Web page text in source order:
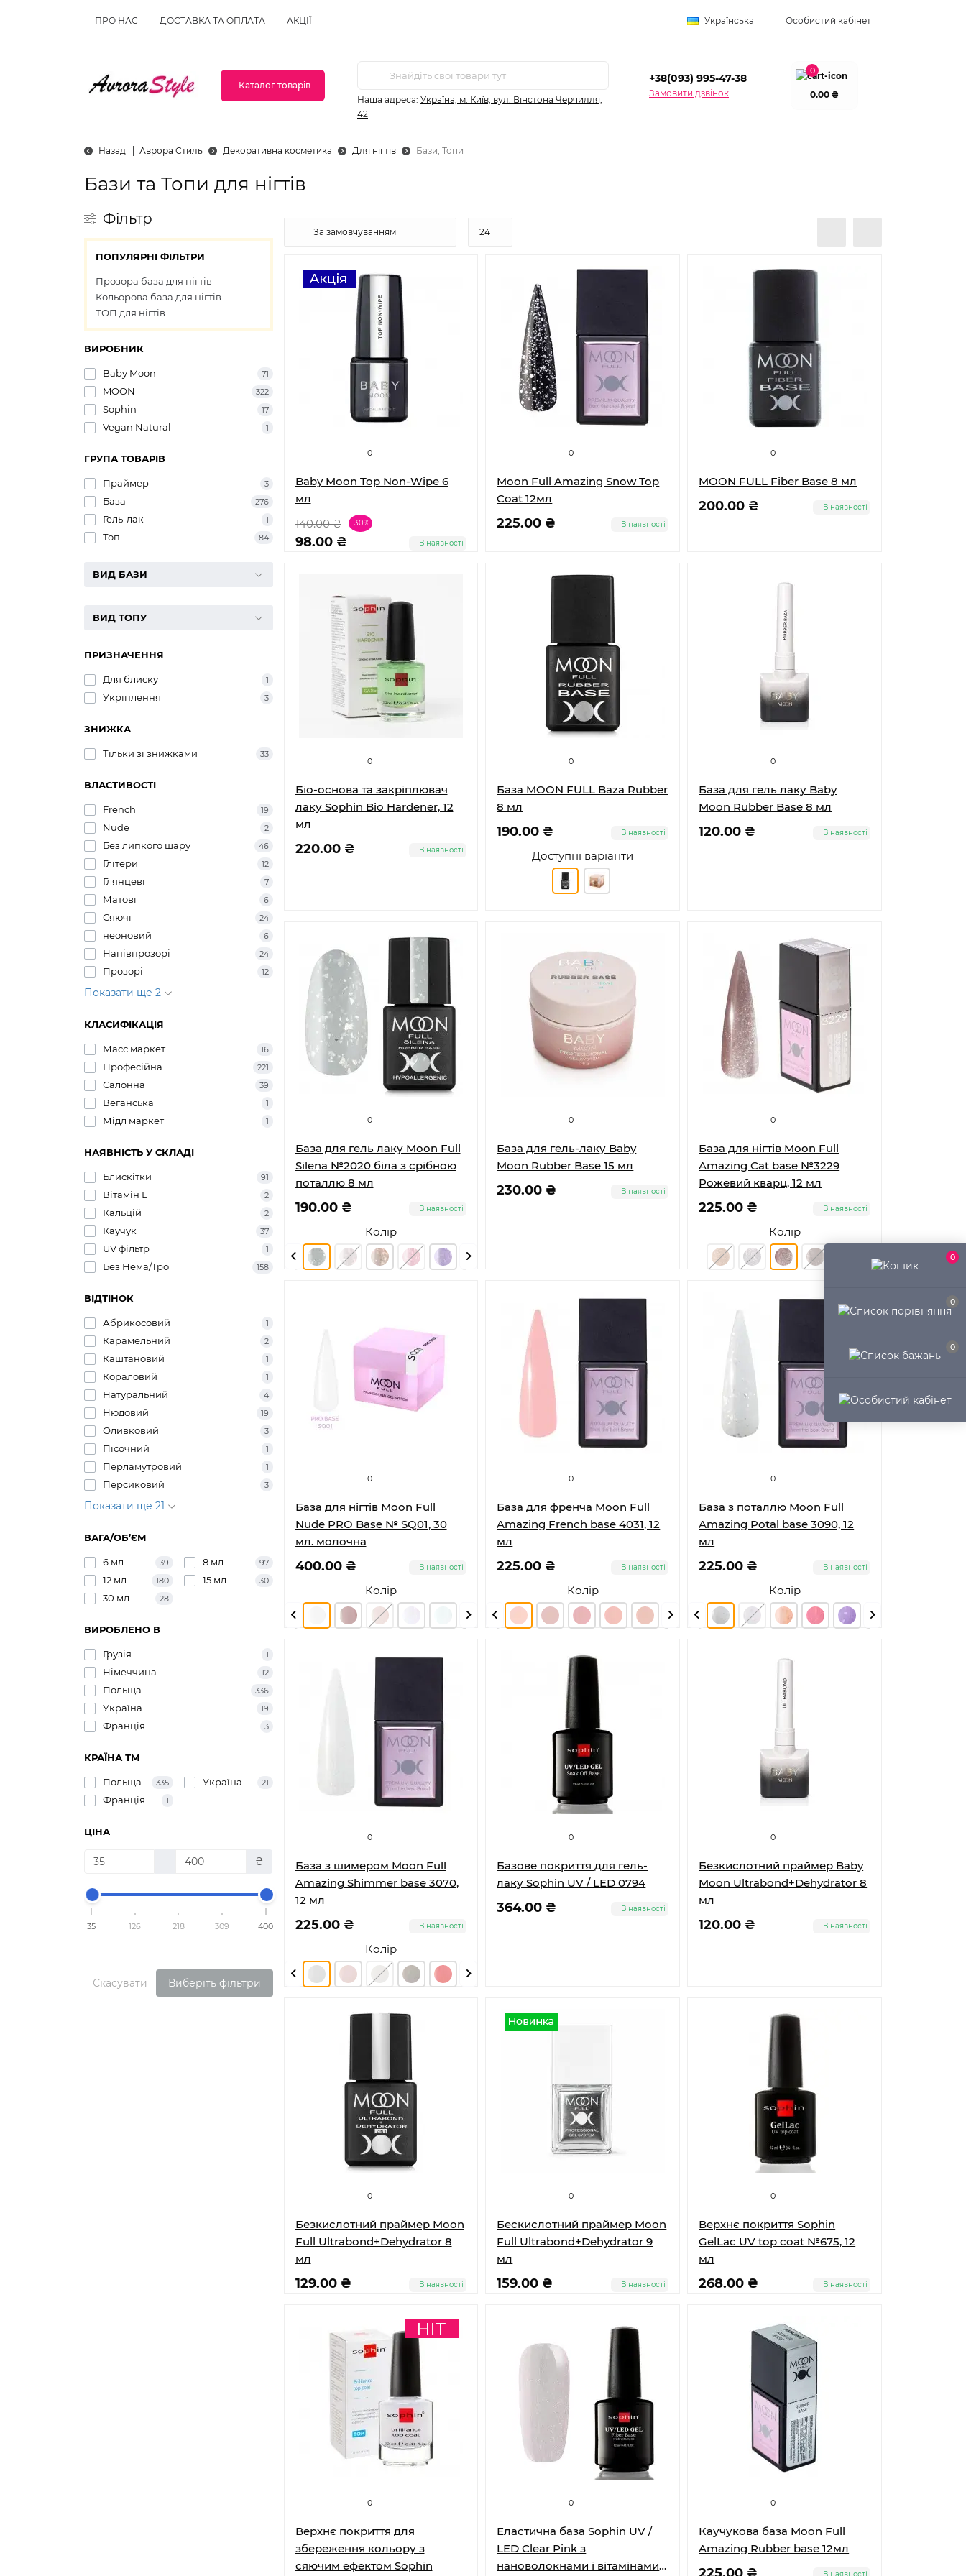
0
0
0
ПРО НАС ДОСТАВКА ТА ОПЛАТА АКЦІЇ Українська Особистий кабінет
Каталог товарів
Наша адреса: Україна, м. Київ, вул. Вінстона Черчилля,
42
+38(093) 995-47-38
Замовити дзвінок
0
0.00 ₴
Назад Аврора Стиль Декоративна косметика Для нігтів Бази, Топи
Бази та Топи для нігтів
Фільтр
ПОПУЛЯРНІ ФІЛЬТРИ
Прозора база для нігтів
Кольорова база для нігтів
ТОП для нігтів
ВИРОБНИК
Baby Moon 71
MOON 322
Sophin 17
Vegan Natural 1
ГРУПА ТОВАРІВ
Праймер 3
База 276
Гель-лак 1
Топ 84
ВИД БАЗИ
ВИД ТОПУ
ПРИЗНАЧЕННЯ
Для блиску 1
Укріплення 3
ЗНИЖКА
Тільки зі знижками 33
ВЛАСТИВОСТІ
French 19
Nude 2
Без липкого шару 46
Глітери 12
Глянцеві 7
Матові 6
Сяючі 24
неоновий 6
Напівпрозорі 24
Прозорі 12
Показати ще 2
КЛАСИФІКАЦІЯ
Масс маркет 16
Професійна 221
Салонна 39
Веганська 1
Мідл маркет 1
НАЯВНІСТЬ У СКЛАДІ
Блискітки 91
Вітамін Е 2
Кальцій 2
Каучук 37
UV фільтр 1
Без Hема/Tро 158
ВІДТІНОК
Абрикосовий 1
Карамельний 2
Каштановий 1
Кораловий 1
Натуральний 4
Нюдовий 19
Оливковий 3
Пісочний 1
Перламутровий 1
Персиковий 3
Показати ще 21
ВАГА/ОБ’ЄМ
6 мл 39 8 мл 97
12 мл 180 15 мл 30
30 мл 28
ВИРОБЛЕНО В
Грузія 1
Німеччина 12
Польща 336
Україна 19
Франція 3
КРАЇНА ТМ
Польща 335 Україна 21
Франція 1
ЦІНА
- ₴
35 126 218 309 400
Скасувати Виберіть фільтри
0
Baby Moon Top Non-Wipe 6
мл
140.00 ₴
-30%
98.00 ₴ В наявності
0
Moon Full Amazing Snow Top
Coat 12мл
225.00 ₴ В наявності
0
MOON FULL Fiber Base 8 мл
200.00 ₴ В наявності
0
Біо-основа та закріплювач
лаку Sophin Bio Hardener, 12
мл
220.00 ₴ В наявності
0
База MOON FULL Baza Rubber
8 мл
Доступні варіанти
190.00 ₴ В наявності
0
База для гель лаку Baby
Moon Rubber Base 8 мл
120.00 ₴ В наявності
0
База для гель лаку Moon Full
Silena №2020 біла з срібною
поталлю 8 мл
Колір
190.00 ₴ В наявності
0
База для гель-лаку Baby
Moon Rubber Base 15 мл
230.00 ₴ В наявності
0
База для нігтів Moon Full
Amazing Сat base №3229
Рожевий кварц, 12 мл
Колір
225.00 ₴ В наявності
0
База для нігтів Moon Full
Nude PRO Base № SQ01, 30
мл. молочна
Колір
400.00 ₴ В наявності
0
База для френча Moon Full
Amazing French base 4031, 12
мл
Колір
225.00 ₴ В наявності
0
База з поталлю Moon Full
Amazing Potal base 3090, 12
мл
Колір
225.00 ₴ В наявності
0
База з шимером Moon Full
Amazing Shimmer base 3070,
12 мл
Колір
225.00 ₴ В наявності
0
Базове покриття для гель-
лаку Sophin UV / LED 0794
364.00 ₴ В наявності
0
Безкислотний праймер Baby
Moon Ultrabond+Dehydrator 8
мл
120.00 ₴ В наявності
0
Безкислотний праймер Moon
Full Ultrabond+Dehydrator 8
мл
129.00 ₴ В наявності
0
Бескислотний праймер Moon
Full Ultrabond+Dehydrator 9
мл
159.00 ₴ В наявності
0
Верхнє покриття Sophin
GelLac UV top coat №675, 12
мл
268.00 ₴ В наявності
0
Верхнє покриття для
збереження кольору з
сяючим ефектом Sophin
0
Еластична база Sophin UV /
LED Clear Pink з
нановолокнами і вітамінами
0
Каучукова база Moon Full
Amazing Rubber base 12мл